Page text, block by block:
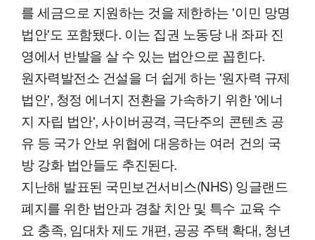
를 세금으로 지원하는 것을 제한하는 '이민 망명
법안'도 포함됐다. 이는 집권 노동당 내 좌파 진
영에서 반발을 살 수 있는 법안으로 꼽힌다.
원자력발전소 건설을 더 쉽게 하는 '원자력 규제
법안', 청정 에너지 전환을 가속하기 위한 '에너
지 자립 법안', 사이버공격, 극단주의 콘텐츠 공
유 등 국가 안보 위협에 대응하는 여러 건의 국
방 강화 법안들도 추진된다.
지난해 발표된 국민보건서비스(NHS) 잉글랜드
폐지를 위한 법안과 경찰 치안 및 특수 교육 수
요 충족, 임대차 제도 개편, 공공 주택 확대, 청년